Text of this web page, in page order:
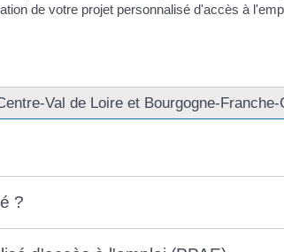
de votre projet personnalisé d'accès à
Val de Loire et Bourgogne-Franche-
?